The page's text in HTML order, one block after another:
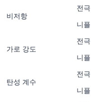
비저항
전극
니플
가로 강도
전극
니플
탄성 계수
전극
니플